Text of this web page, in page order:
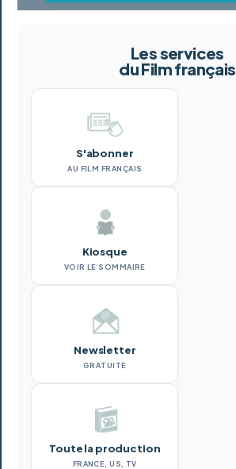
Les services
du Film français
S'abonner
AU FILM FRANÇAIS
Kiosque
VOIR LE SOMMAIRE
Newsletter
GRATUITE
Toute la production
FRANCE, US, TV